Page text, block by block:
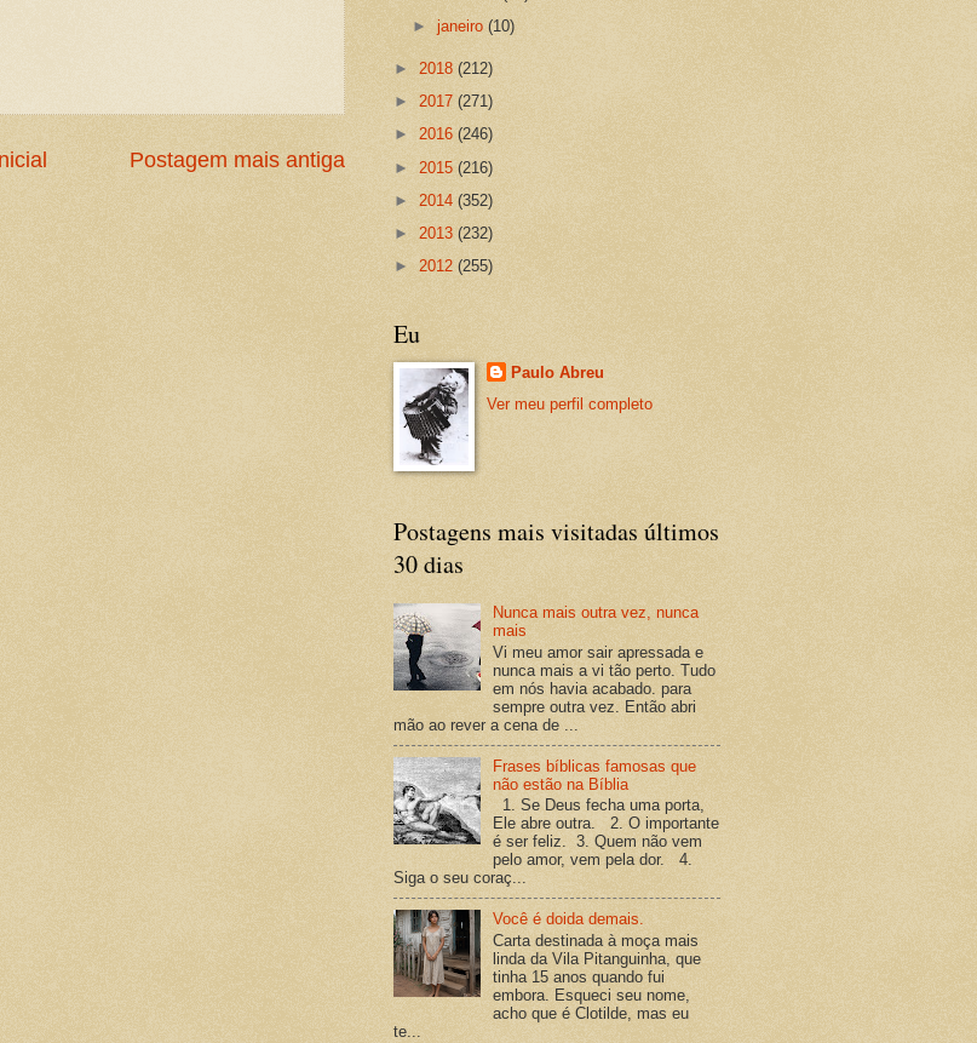
Postagem mais antiga
►janeiro(10)
► 2018 (212)
► 2017 (271)
► 2016 (246)
► 2015 (216)
► 2014 (352)
► 2013 (232)
► 2012 (255)
Eu
Paulo Abreu
Ver meu perfil completo
Postagens mais visitadas últimos
30 dias
Nunca mais outra vez, nunca
mais
Vi meu amor sair apressada e
nunca mais a vi tão perto. Tudo
em nós havia acabado. para
sempre outra vez. Então abri
mão ao rever a cena de ...
Frases bíblicas famosas que
não estão na Bíblia
1. Se Deus fecha uma porta,
Ele abre outra. 2. O importante
é ser feliz. 3. Quem não vem
pelo amor, vem pela dor. 4.
Siga o seu coraç...
Você é doida demais.
Carta destinada à moça mais
linda da Vila Pitanguinha, que
tinha 15 anos quando fui
embora. Esqueci seu nome,
acho que é Clotilde, mas eu
te...